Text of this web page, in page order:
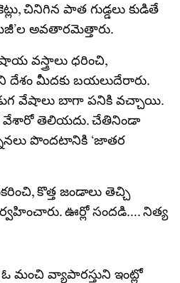
చినిగిన పాత గుడ్డలు కుడితే
అవతారమెత్తారు.
వస్త్రాలు ధరించి,
దేశం మీదకు బయలుదేరారు.
వేషాలు బాగా పనికి వచ్చాయి.
వేశారో తెలియదు. చేతినిండా
పొందటానికి ‘జాతర
కొత్త జండాలు తెచ్చి
ఊర్లో సందడి…. నిత్య
మంచి వ్యాపారస్తుని ఇంట్లో